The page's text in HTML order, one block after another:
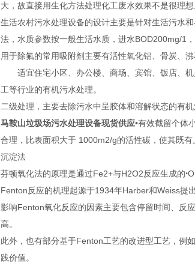
大，故直接用生化方法处理化工废水效果不是很理想
生活农村污水处理设备的设计主要是针对生活污水
法，水质参数按一般生活水质，进水BOD200mg/1
用于除氟的常用吸附剂主要有活性氧化铝、骨炭、
适宜住宅小区、办公楼、商场、宾馆、饭店、机
工等行业的有机污水处理。
二级处理，主要去除污水中呈胶体和溶解状态的有
马鞍山垃圾场污水处理设备现货供应•有效截留个体
合理，比表面积大于 1000m2/g的活性碳，使其既
沉淀法
芬顿氧化法的原理是通过Fe2+与H2O2反应生成的
Fenton反应的机理起源于1934年Harber和Weiss提
影响Fenton氧化反应的因素主要包含停留时间、反
高。
此外，也有部分基于Fenton工艺的改进型工艺，例
践价值。